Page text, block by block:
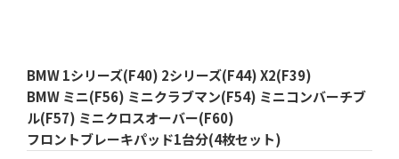
¥20,700 （税込）
BMW 1シリーズ(F40) 2シリーズ(F44) X2(F39)
BMW ミニ(F56) ミニクラブマン(F54) ミニコンバーチブ
ル(F57) ミニクロスオーバー(F60)
フロントブレーキパッド1台分(4枚セット)